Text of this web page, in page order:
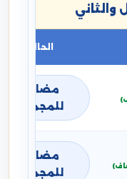
والثاني
الحالة
مضافة
للمجموع
مضافة
للمجموع